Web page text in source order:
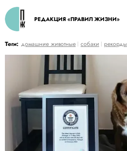
РЕДАКЦИЯ «ПРАВИЛ ЖИЗНИ»
Теги: домашние животные собаки рекорды